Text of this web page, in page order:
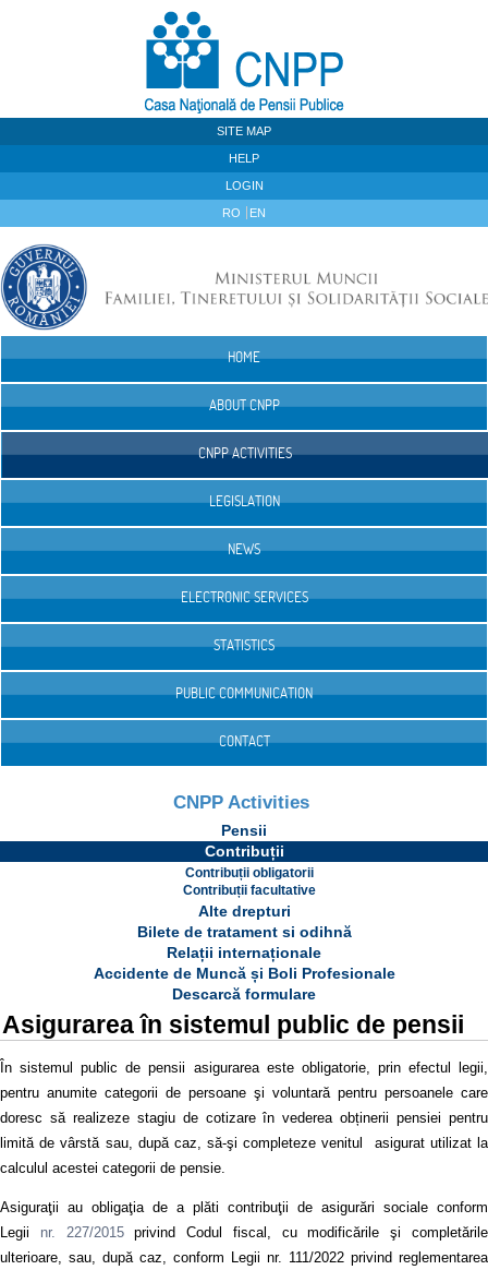
SITE MAP
HELP
LOGIN
RO EN
HOME
ABOUT CNPP
CNPP ACTIVITIES
LEGISLATION
NEWS
ELECTRONIC SERVICES
STATISTICS
PUBLIC COMMUNICATION
CONTACT
CNPP Activities
Pensii
Contribuții
Contribuții obligatorii
Contribuții facultative
Alte drepturi
Bilete de tratament si odihnă
Relații internaționale
Accidente de Muncă și Boli Profesionale
Descarcă formulare
Asigurarea în sistemul public de pensii
În sistemul public de pensii asigurarea este obligatorie, prin efectul legii,
pentru anumite categorii de persoane şi voluntară pentru persoanele care
doresc să realizeze stagiu de cotizare în vederea obținerii pensiei pentru
limită de vârstă sau, după caz, să-şi completeze venitul asigurat utilizat la
calculul acestei categorii de pensie.
Asiguraţii au obligaţia de a plăti contribuţii de asigurări sociale conform
Legii nr. 227/2015privind Codul fiscal, cu modificările şi completările
ulterioare, sau, după caz, conform Legii nr. 111/2022 privind reglementarea